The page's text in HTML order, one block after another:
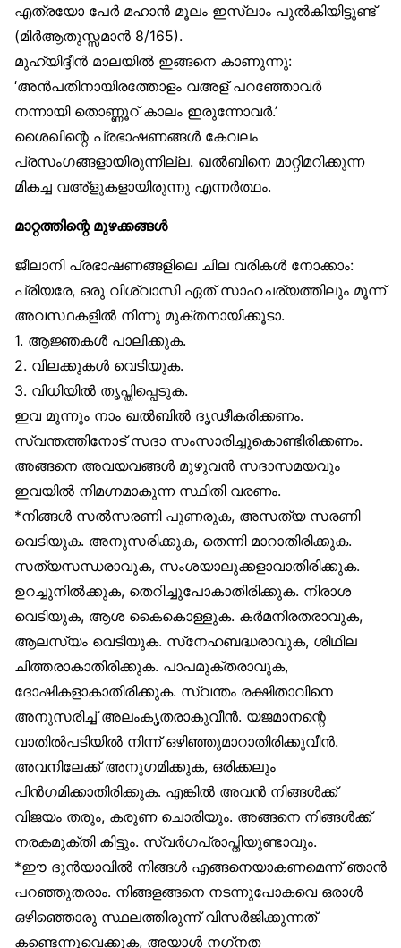
എത്രയോ പേർ മഹാൻ മൂലം ഇസ്‌ലാം പുൽകിയിട്ടുണ്ട്
(മിർആതുസ്സമാൻ 8/165).
മുഹ്‌യിദ്ദീൻ മാലയിൽ ഇങ്ങനെ കാണുന്നു:
‘അൻപതിനായിരത്തോളം വഅള് പറഞ്ഞോവർ
നന്നായി തൊണ്ണൂറ് കാലം ഇരുന്നോവർ.’
ശൈഖിന്റെ പ്രഭാഷണങ്ങൾ കേവലം
പ്രസംഗങ്ങളായിരുന്നില്ല. ഖൽബിനെ മാറ്റിമറിക്കുന്ന
മികച്ച വഅ്‌ളുകളായിരുന്നു എന്നർത്ഥം.
മാറ്റത്തിന്റെ മുഴക്കങ്ങൾ
ജീലാനി പ്രഭാഷണങ്ങളിലെ ചില വരികൾ നോക്കാം:
പ്രിയരേ, ഒരു വിശ്വാസി ഏത് സാഹചര്യത്തിലും മൂന്ന്
അവസ്ഥകളിൽ നിന്നു മുക്തനായിക്കൂടാ.
1. ആജ്ഞകൾ പാലിക്കുക.
2. വിലക്കുകൾ വെടിയുക.
3. വിധിയിൽ തൃപ്തിപ്പെടുക.
ഇവ മൂന്നും നാം ഖൽബിൽ ദൃഢീകരിക്കണം.
സ്വന്തത്തിനോട് സദാ സംസാരിച്ചുകൊണ്ടിരിക്കണം.
അങ്ങനെ അവയവങ്ങൾ മുഴുവൻ സദാസമയവും
ഇവയിൽ നിമഗ്നമാകുന്ന സ്ഥിതി വരണം.
*നിങ്ങൾ സൽസരണി പുണരുക, അസത്യ സരണി
വെടിയുക. അനുസരിക്കുക, തെന്നി മാറാതിരിക്കുക.
സത്യസന്ധരാവുക, സംശയാലുക്കളാവാതിരിക്കുക.
ഉറച്ചുനിൽക്കുക, തെറിച്ചുപോകാതിരിക്കുക. നിരാശ
വെടിയുക, ആശ കൈകൊള്ളുക. കർമനിരതരാവുക,
ആലസ്യം വെടിയുക. സ്‌നേഹബദ്ധരാവുക, ശിഥില
ചിത്തരാകാതിരിക്കുക. പാപമുക്തരാവുക,
ദോഷികളാകാതിരിക്കുക. സ്വന്തം രക്ഷിതാവിനെ
അനുസരിച്ച് അലംകൃതരാകുവീൻ. യജമാനന്റെ
വാതിൽപടിയിൽ നിന്ന് ഒഴിഞ്ഞുമാറാതിരിക്കുവീൻ.
അവനിലേക്ക് അനുഗമിക്കുക, ഒരിക്കലും
പിൻഗമിക്കാതിരിക്കുക. എങ്കിൽ അവൻ നിങ്ങൾക്ക്
വിജയം തരും, കരുണ ചൊരിയും. അങ്ങനെ നിങ്ങൾക്ക്
നരകമുക്തി കിട്ടും. സ്വർഗപ്രാപ്തിയുണ്ടാവും.
*ഈ ദുൻയാവിൽ നിങ്ങൾ എങ്ങനെയാകണമെന്ന് ഞാൻ
പറഞ്ഞുതരാം. നിങ്ങളങ്ങനെ നടന്നുപോകവെ ഒരാൾ
ഒഴിഞ്ഞൊരു സ്ഥലത്തിരുന്ന് വിസർജിക്കുന്നത്
കണ്ടെന്നുവെക്കുക, അയാൾ നഗ്‌നത